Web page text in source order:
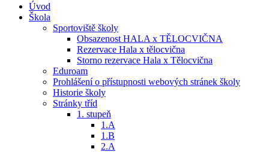
Úvod
Škola
Sportoviště školy
Obsazenost HALA x TĚLOCVIČNA
Rezervace Hala x tělocvična
Storno rezervace Hala x Tělocvična
Eduroam
Prohlášení o přístupnosti webových stránek školy
Historie školy
Stránky tříd
1. stupeň
1.A
1.B
2.A